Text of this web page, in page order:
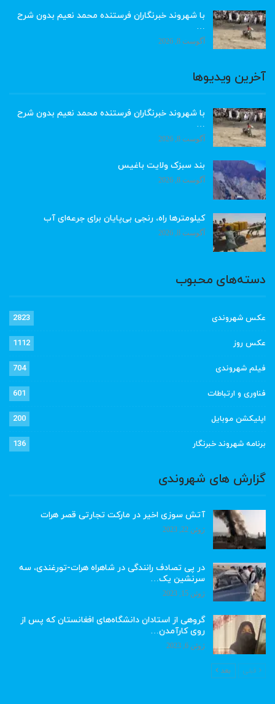
با شهروند خبرنگاران فرستنده محمد نعیم بدون شرح
…
آگوست 8, 2026
آخرین ویدیوها
با شهروند خبرنگاران فرستنده محمد نعیم بدون شرح
…
آگوست 8, 2026
بند سبزک ولایت باغیس
آگوست 8, 2026
کیلومترها راه، رنجی بی‌پایان برای جرعه‌ای آب
آگوست 8, 2026
دسته‌های محبوب
عکس شهروندی 2823
عکس روز 1112
فیلم شهروندی 704
فناوری و ارتباطات 601
اپلیکشن موبایل 200
برنامه شهروند خبرنگار 136
گزارش های شهروندی
آتش سوزی اخیر در مارکت تجارتی قصر هرات
ژوئن 22, 2023
در پی تصادف رانندگی در شاهراه هرات-تورغندی، سه
سرنشین یک…
ژوئن 15, 2023
گروهی از استادان دانشگاه‌های افغانستان که پس از
روی کارآمدن…
ژوئن 6, 2023
قبلی بعد